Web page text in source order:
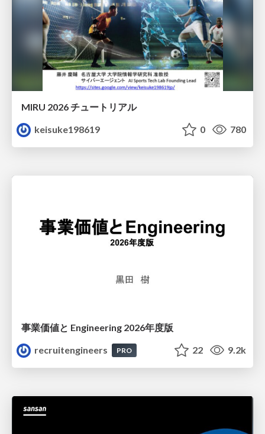
MIRU 2026 チュートリアル
keisuke198619
0 780
事業価値と Engineering 2026年度版
recruitengineers
PRO 22 9.2k